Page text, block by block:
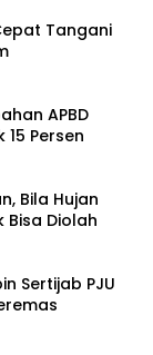
Tangani
APBD
Persen
Bila Hujan
Bisa Diolah
Sertijab PJU